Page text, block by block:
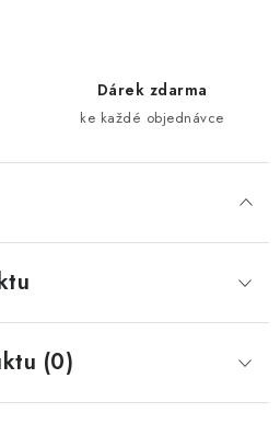
Dárek zdarma
ke každé objednávce
(0)